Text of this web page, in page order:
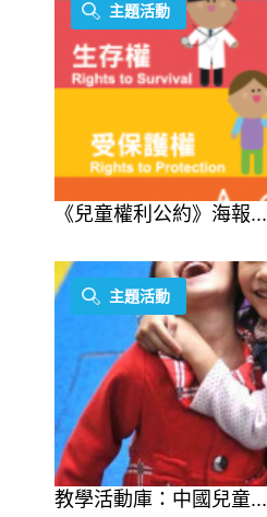
《兒童權利公約》海報...
主題活動
教學活動庫：中國兒童...
主題活動